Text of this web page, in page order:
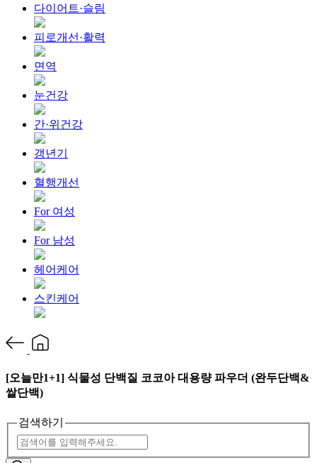
다이어트·슬림
피로개선·활력
면역
눈건강
간·위건강
갱년기
혈행개선
For 여성
For 남성
헤어케어
스킨케어
[오늘만1+1] 식물성 단백질 코코아 대용량 파우더 (완두단백&
쌀단백)
검색하기